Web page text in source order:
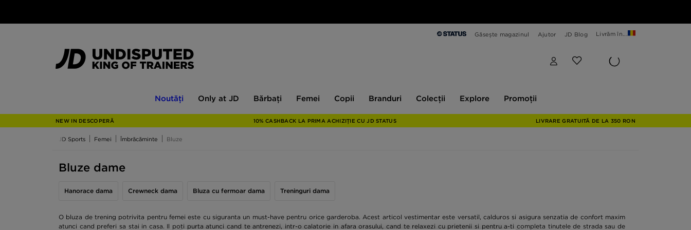
Găsește magazinul Ajutor JD Blog Livrăm în...
Noutăți
JD
Only at JD Bărbați Femei Copii Branduri Colecții Explore Promoții
NEW IN DESCOPERĂ 10% CASHBACK LA PRIMA ACHIZIȚIE CU JD STATUS LIVRARE GRATUITĂ DE LA 350 RON
JD Sports Femei Îmbrăcăminte Bluze
Bluze dame
O bluza de trening potrivita pentru femei este cu siguranta un must-have pentru orice garderoba. Acest articol vestimentar este versatil, calduros si asigura senzatia de confort maxim
atunci cand preferi sa stai in casa. Il poti purta atunci cand te antrenezi, intr-o calatorie in afara orasului, cand te relaxezi cu prietenii si pentru a-ti completa tinutele de strada sau de
Hanorace dama Crewneck dama Bluza cu fermoar dama Treninguri dama